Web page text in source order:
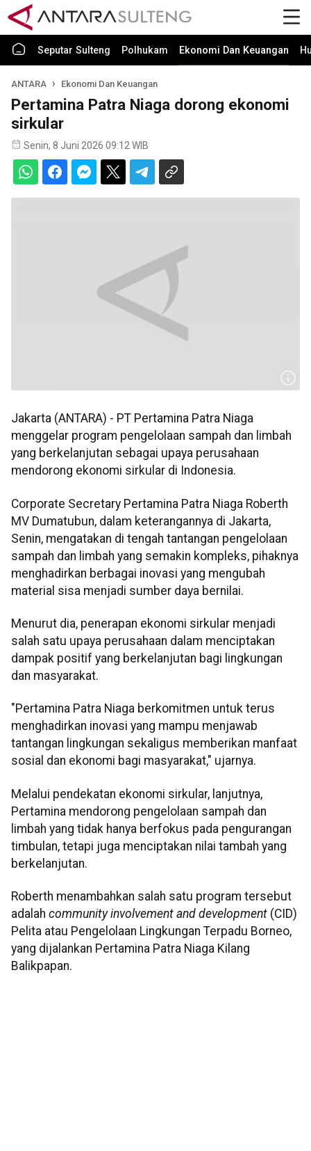
Seputar Sulteng Polhukam Ekonomi Dan Keuangan
ANTARA Ekonomi Dan Keuangan
Pertamina Patra Niaga dorong ekonomi
sirkular
Senin, 8 Juni 2026 09:12 WIB
Jakarta (ANTARA) - PT Pertamina Patra Niaga
menggelar program pengelolaan sampah dan limbah
yang berkelanjutan sebagai upaya perusahaan
mendorong ekonomi sirkular di Indonesia.
Corporate Secretary Pertamina Patra Niaga Roberth
MV Dumatubun, dalam keterangannya di Jakarta,
Senin, mengatakan di tengah tantangan pengelolaan
sampah dan limbah yang semakin kompleks, pihaknya
menghadirkan berbagai inovasi yang mengubah
material sisa menjadi sumber daya bernilai.
Menurut dia, penerapan ekonomi sirkular menjadi
salah satu upaya perusahaan dalam menciptakan
dampak positif yang berkelanjutan bagi lingkungan
dan masyarakat.
"Pertamina Patra Niaga berkomitmen untuk terus
menghadirkan inovasi yang mampu menjawab
tantangan lingkungan sekaligus memberikan manfaat
sosial dan ekonomi bagi masyarakat," ujarnya.
Melalui pendekatan ekonomi sirkular, lanjutnya,
Pertamina mendorong pengelolaan sampah dan
limbah yang tidak hanya berfokus pada pengurangan
timbulan, tetapi juga menciptakan nilai tambah yang
berkelanjutan.
Roberth menambahkan salah satu program tersebut
adalah community involvement and development (CID)
Pelita atau Pengelolaan Lingkungan Terpadu Borneo,
yang dijalankan Pertamina Patra Niaga Kilang
Balikpapan.